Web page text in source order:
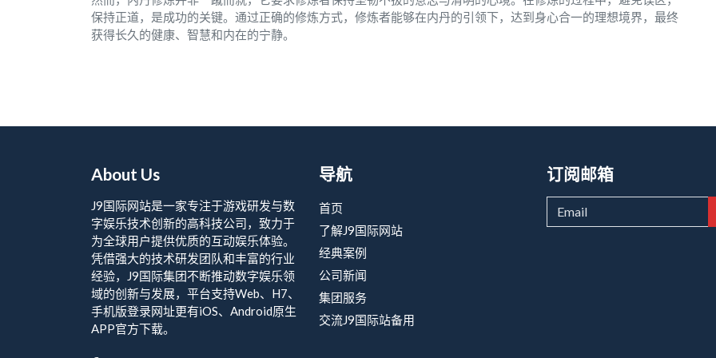
保持正道，是成功的关键。通过正确的修炼方式，修炼者能够在内丹的引领下，达到身心合一的理想境界，最终
获得长久的健康、智慧和内在的宁静。
About Us
J9国际网站是一家专注于游戏研发与数
字娱乐技术创新的高科技公司，致力于
为全球用户提供优质的互动娱乐体验。
凭借强大的技术研发团队和丰富的行业
经验，J9国际集团不断推动数字娱乐领
域的创新与发展，平台支持Web、H7、
手机版登录网址更有iOS、Android原生
APP官方下载。
导航
首页
了解J9国际网站
经典案例
公司新闻
集团服务
交流J9国际站备用
订阅邮箱